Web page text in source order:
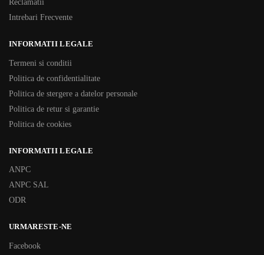
Reclamatii
Intrebari Frecvente
INFORMATII LEGALE
Termeni si conditii
Politica de confidentialitate
Politica de stergere a datelor personale
Politica de retur si garantie
Politica de cookies
INFORMATII LEGALE
ANPC
ANPC SAL
ODR
URMARESTE-NE
Facebook